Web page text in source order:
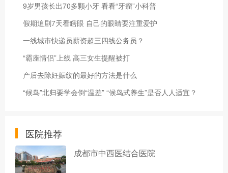
9岁男孩长出70多颗小牙 看看“牙瘤”小科普
假期追剧7天看瞎眼 自己的眼睛要注重爱护
一线城市快递员薪资超三四线公务员？
“霸座情侣”上线 高三女生提醒被打
产后去除妊娠纹的最好的方法是什么
“候鸟”北归要学会倒“温差” “候鸟式养生”是否人人适宜？
医院推荐
成都市中西医结合医院